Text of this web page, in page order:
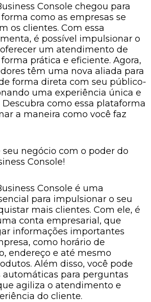
Console chegou para
como as empresas se
os clientes. Com essa
é possível impulsionar o
um atendimento de
prática e eficiente. Agora,
têm uma nova aliada para
forma direta com seu público-
uma experiência única e
como essa plataforma
a maneira como você faz
seu negócio com o poder do
Console!
Console é uma
para impulsionar o seu
mais clientes. Com ele, é
conta empresarial, que
informações importantes
como horário de
endereço e até mesmo
Além disso, você pode
automáticas para perguntas
agiliza o atendimento e
do cliente.